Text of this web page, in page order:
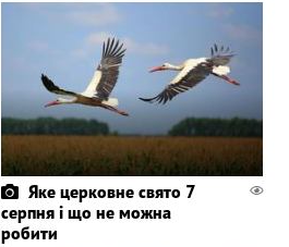
Яке церковне свято 7
серпня і що не можна
робити